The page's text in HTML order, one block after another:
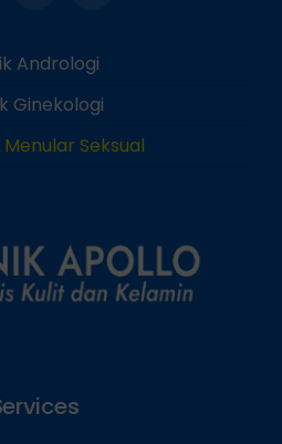
Andrologi
Ginekologi
Seksual